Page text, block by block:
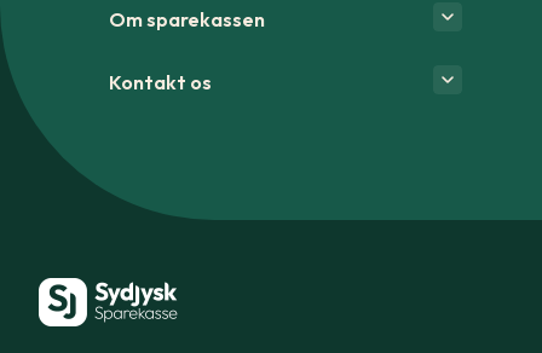
Om sparekassen
Kontakt os